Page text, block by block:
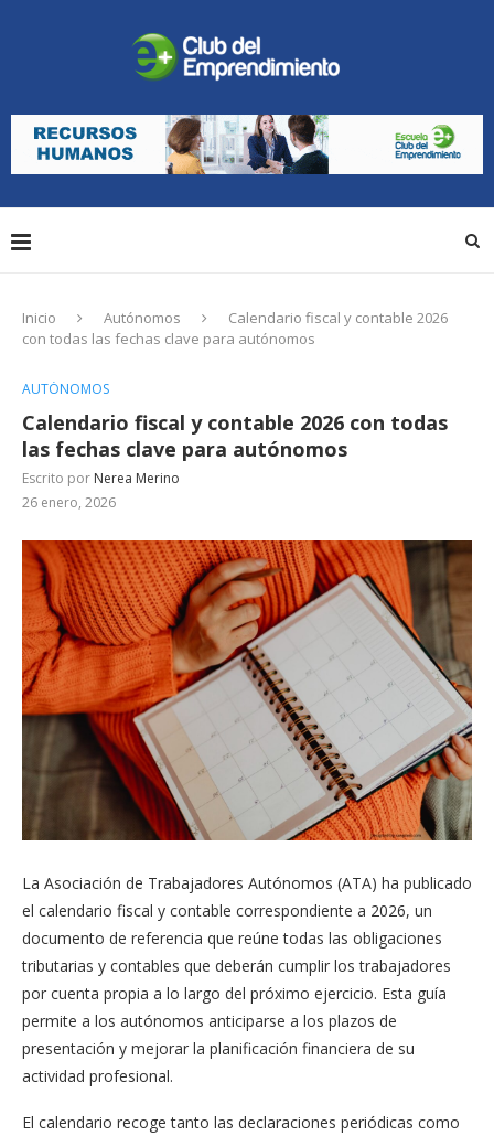
Inicio Autónomos
Calendario fiscal y contable 2026
con todas las fechas clave para autónomos
AUTÓNOMOS
Calendario fiscal y contable 2026 con todas
las fechas clave para autónomos
Escrito por Nerea Merino
26 enero, 2026
La Asociación de Trabajadores Autónomos (ATA) ha publicado
el calendario fiscal y contable correspondiente a 2026, un
documento de referencia que reúne todas las obligaciones
tributarias y contables que deberán cumplir los trabajadores
por cuenta propia a lo largo del próximo ejercicio. Esta guía
permite a los autónomos anticiparse a los plazos de
presentación y mejorar la planificación financiera de su
actividad profesional.
El calendario recoge tanto las declaraciones periódicas como